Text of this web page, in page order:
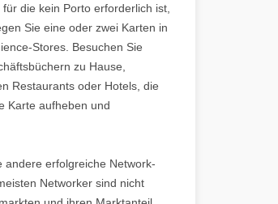
die kein Porto erforderlich ist,
Sie eine oder zwei Karten in
Stores. Besuchen Sie
zu Hause,
Restaurants oder Hotels, die
Karte aufheben und
andere erfolgreiche Network-
Networker sind nicht